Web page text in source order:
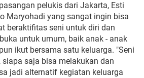
pelukis dari Jakarta, Esti
Maryohadi yang sangat ingin bisa
beraktifitas seni untuk diri dan
untuk umum, baik anak - anak
ikut bersama satu keluarga. "Seni
saja bisa melakukan dan
jadi alternatif kegiatan keluarga